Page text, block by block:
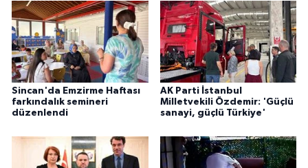
Sincan'da Emzirme Haftası
farkındalık semineri
düzenlendi
AK Parti İstanbul
Milletvekili Özdemir: 'Güçlü
sanayi, güçlü Türkiye'